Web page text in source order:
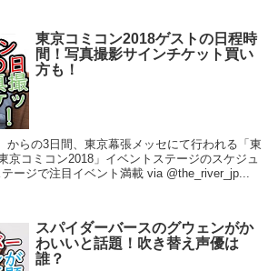
東京コミコン2018ゲストの日程時
間！写真撮影サインチケット買い
方も！
からの3日間、東京幕張メッセにて行われる「東
京コミコン2018」イベントステージのスケジュ
ージで注目イベント満載 via @the_river_jp...
スパイダーバースのグウェンがか
わいいと話題！吹き替え声優は
誰？